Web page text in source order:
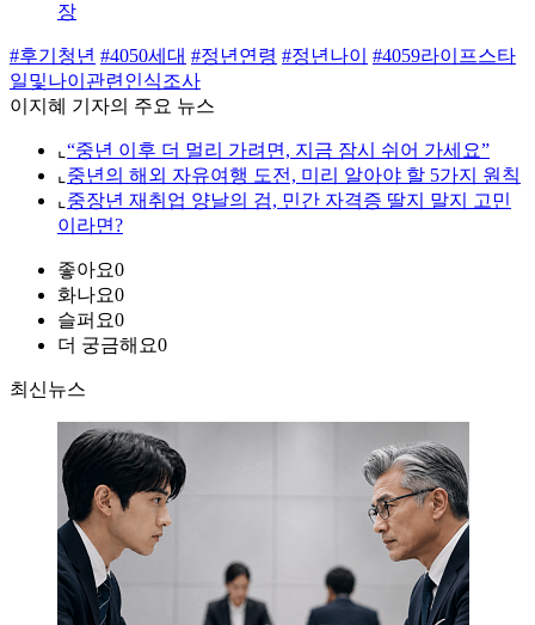
장
#후기청년 #4050세대 #정년연령 #정년나이
#4059라이프스타
일및나이관련인식조사
이지혜 기자의 주요 뉴스
⌞ “중년 이후 더 멀리 가려면, 지금 잠시 쉬어 가세요”
⌞ 중년의 해외 자유여행 도전, 미리 알아야 할 5가지 원칙
⌞ 중장년 재취업 양날의 검, 민간 자격증 딸지 말지 고민
이라면?
좋아요0
화나요0
슬퍼요0
더 궁금해요0
최신뉴스